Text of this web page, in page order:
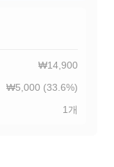
₩14,900
₩5,000 (33.6%)
1개